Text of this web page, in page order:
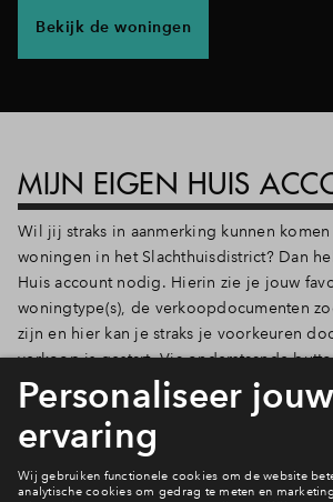
Bekijk de woningen
MIJN EIGEN HUIS
Wil jij straks in aanmerking kunnen
woningen in het Slachthuisdistrict? Dan
Huis account nodig. Hierin zie je jouw
woningtype(s), de verkoopdocumenten
zijn en hier kan je straks je voorkeuren
verkoop is gestart. Via onderstaande
account kan aanmaken.
Maak een account aan